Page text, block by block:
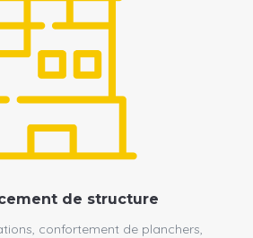
de structure
confortement de planchers,